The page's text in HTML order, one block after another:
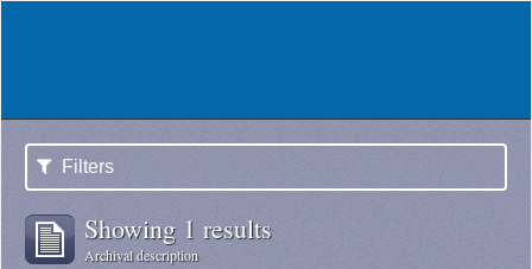
Filters
Showing 1 results
Archival description